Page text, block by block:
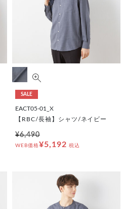
SALE
EACT05-01_X
【RBC/長袖】シャツ/ネイビー
¥6,490
WEB価格¥5,192 税込